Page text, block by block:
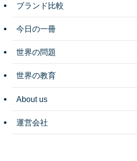
ブランド比較
今日の一冊
世界の問題
世界の教育
About us
運営会社